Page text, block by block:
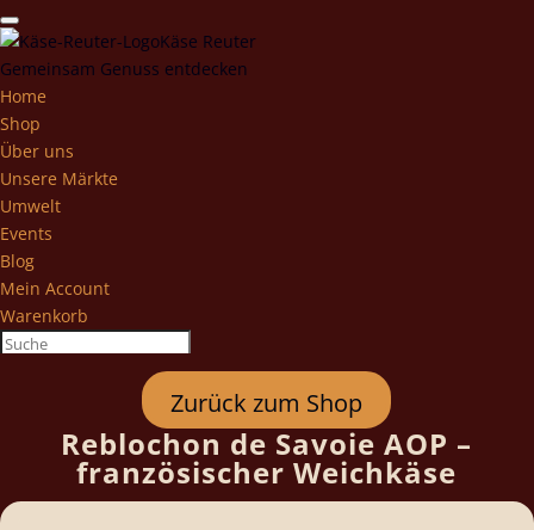
Käse Reuter
Gemeinsam Genuss entdecken
Home
Shop
Über uns
Unsere Märkte
Umwelt
Events
Blog
Mein Account
Warenkorb
Zurück zum Shop
Reblochon de Savoie AOP –
französischer Weichkäse